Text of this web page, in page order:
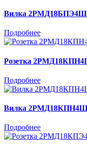
Вилка
Подробнее
Розетка
Подробнее
Вилка
Подробнее